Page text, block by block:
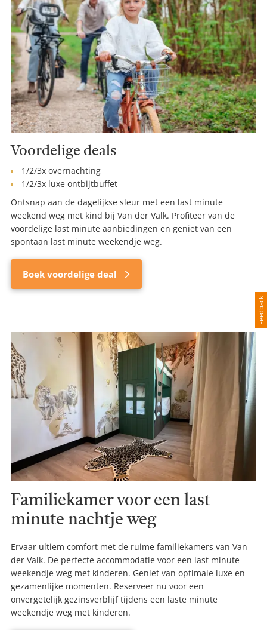
Voordelige deals
1/2/3x overnachting
1/2/3x luxe ontbijtbuffet
Ontsnap aan de dagelijkse sleur met een last minute
weekend weg met kind bij Van der Valk. Profiteer van de
voordelige last minute aanbiedingen en geniet van een
spontaan last minute weekendje weg.
Boek voordelige deal
Familiekamer voor een last
minute nachtje weg
Ervaar ultiem comfort met de ruime familiekamers van Van
der Valk. De perfecte accommodatie voor een last minute
weekendje weg met kinderen. Geniet van optimale luxe en
gezamenlijke momenten. Reserveer nu voor een
onvergetelijk gezinsverblijf tijdens een laste minute
weekendje weg met kinderen.
Feedback